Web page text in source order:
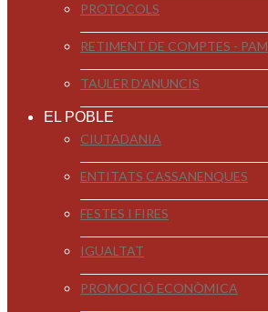
PROTOCOLS
RETIMENT DE COMPTES - PAM
TAULER D'ANUNCIS
EL POBLE
CIUTADANIA
ENTITATS CASSANENQUES
FESTES I FIRES
IGUALTAT
PROMOCIÓ ECONÒMICA